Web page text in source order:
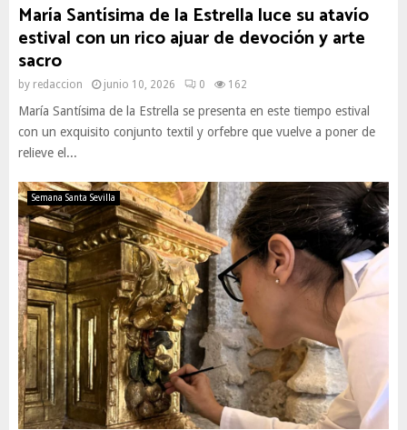
María Santísima de la Estrella luce su atavío
estival con un rico ajuar de devoción y arte
sacro
by redaccion junio 10, 2026 0 162
María Santísima de la Estrella se presenta en este tiempo estival
con un exquisito conjunto textil y orfebre que vuelve a poner de
relieve el...
Semana Santa Sevilla